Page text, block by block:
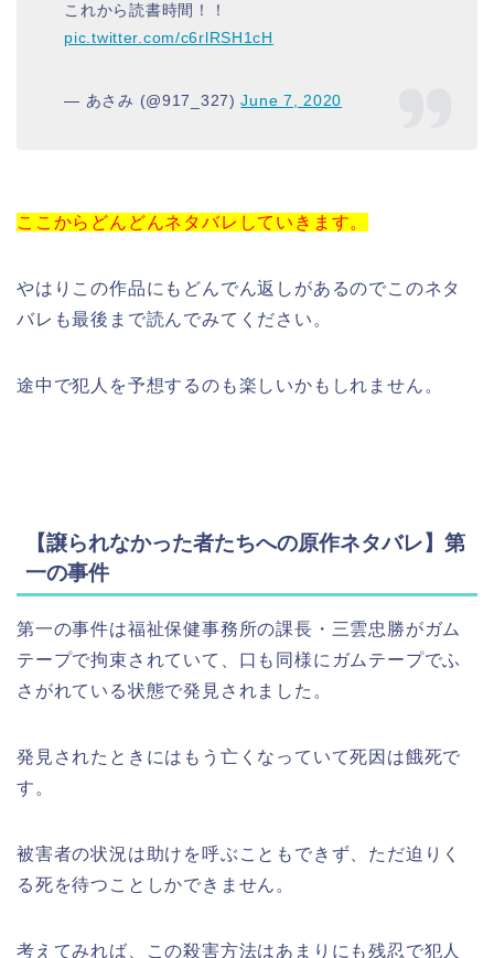
これから読書時間！！
pic.twitter.com/c6rlRSH1cH
— あさみ (@917_327)June 7, 2020
ここからどんどんネタバレしていきます。
やはりこの作品にもどんでん返しがあるのでこのネタ
バレも最後まで読んでみてください。
途中で犯人を予想するのも楽しいかもしれません。
【譲られなかった者たちへの原作ネタバレ】第
一の事件
第一の事件は福祉保健事務所の課長・三雲忠勝がガム
テープで拘束されていて、口も同様にガムテープでふ
さがれている状態で発見されました。
発見されたときにはもう亡くなっていて死因は餓死で
す。
被害者の状況は助けを呼ぶこともできず、ただ迫りく
る死を待つことしかできません。
考えてみれば、この殺害方法はあまりにも残忍で犯人